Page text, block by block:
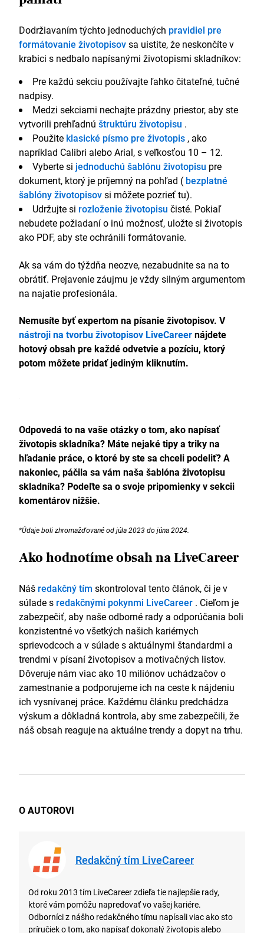
Dodržiavaním týchto jednoduchých pravidiel pre
formátovanie životopisovsa uistite, že neskončíte v
krabici s nedbalo napísanými životopismi skladníkov:
Pre každú sekciu používajte ľahko čitateľné, tučné
nadpisy.
Medzi sekciami nechajte prázdny priestor, aby ste
vytvorili prehľadnú štruktúru životopisu .
Použite klasické písmo pre životopis , ako
napríklad Calibri alebo Arial, s veľkosťou 10 – 12.
Vyberte si jednoduchú šablónu životopisu pre
dokument, ktorý je príjemný na pohľad ( bezplatné
šablóny životopisovsi môžete pozrieť tu).
Udržujte si rozloženie životopisu čisté. Pokiaľ
nebudete požiadaní o inú možnosť, uložte si životopis
ako PDF, aby ste ochránili formátovanie.
Ak sa vám do týždňa neozve, nezabudnite sa na to
obrátiť. Prejavenie záujmu je vždy silným argumentom
na najatie profesionála.
Nemusíte byť expertom na písanie životopisov. V
nástroji na tvorbu životopisov LiveCareernájdete
hotový obsah pre každé odvetvie a pozíciu, ktorý
potom môžete pridať jediným kliknutím.
Odpovedá to na vaše otázky o tom, ako napísať
životopis skladníka? Máte nejaké tipy a triky na
hľadanie práce, o ktoré by ste sa chceli podeliť? A
nakoniec, páčila sa vám naša šablóna životopisu
skladníka? Podeľte sa o svoje pripomienky v sekcii
komentárov nižšie.
*Údaje boli zhromažďované od júla 2023 do júna 2024.
Ako hodnotíme obsah na LiveCareer
Náš redakčný tím skontroloval tento článok, či je v
súlade s redakčnými pokynmi LiveCareer . Cieľom je
zabezpečiť, aby naše odborné rady a odporúčania boli
konzistentné vo všetkých našich kariérnych
sprievodcoch a v súlade s aktuálnymi štandardmi a
trendmi v písaní životopisov a motivačných listov.
Dôveruje nám viac ako 10 miliónov uchádzačov o
zamestnanie a podporujeme ich na ceste k nájdeniu
ich vysnívanej práce. Každému článku predchádza
výskum a dôkladná kontrola, aby sme zabezpečili, že
náš obsah reaguje na aktuálne trendy a dopyt na trhu.
O AUTOROVI
Redakčný tím LiveCareer
Od roku 2013 tím LiveCareer zdieľa tie najlepšie rady,
ktoré vám pomôžu napredovať vo vašej kariére.
Odborníci z nášho redakčného tímu napísali viac ako sto
príručiek o tom, ako napísať dokonalý životopis alebo